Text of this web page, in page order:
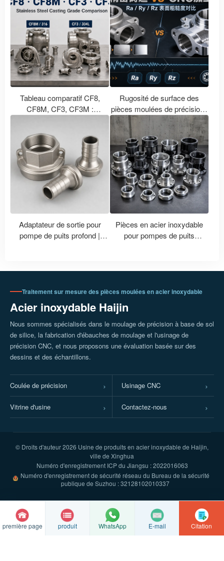
Tableau comparatif CF8,
CF8M, CF3, CF3M :
fonderie en acier inoxydable
correspondent-elles aux
nuances 304, 316, 304L et
316L ?
Rugosité de surface des
pièces moulées de précision :
comparaison de Ra, Ry et Rz
en usinage CNC avec
traitement de polissage
Adaptateur de sortie pour
pompe de puits profond |
Pièces en acier inoxydable
pour pompes de puits
Traitement sur mesure des pièces moulées en acier inoxydable
Acier inoxydable Haijin
Nous sommes spécialisés dans le moulage de précision à base de sol
de silice, la fabrication d'ébauches de moulage et l'usinage de
précision CNC, et nous proposons une évaluation basée sur des
dessins et des échantillons.
Coulée de précision Usinage CNC
Vitrine d'usine Contactez-nous
© Droits d'auteur2026 Usine de produits en acier inoxydable de Haijin,
ville de Xinghua
Numéro d'enregistrement ICP du Jiangsu : 2022016063
Numéro d'enregistrement de sécurité réseau du Bureau de la sécurité
publique de Suzhou : 32128102010337
première page produit E-mail
WhatsApp Citation